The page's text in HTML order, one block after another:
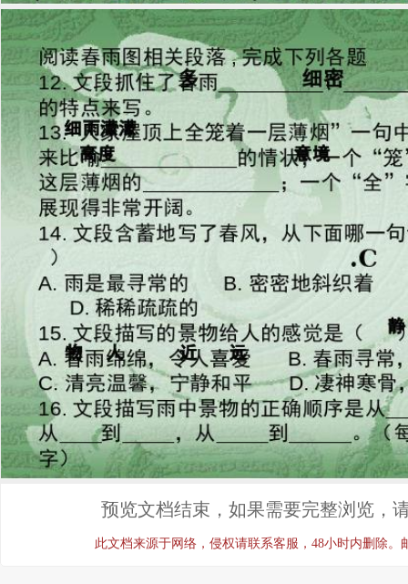
预览文档结束，如果需要完整浏览，
此文档来源于网络，侵权请联系客服，48小时内删除。